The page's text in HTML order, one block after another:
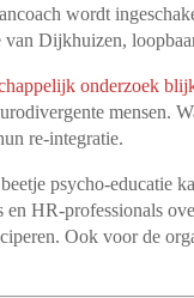
wordt
Dijkhuizen,
onderzoek
mensen.
re-integratie.
psycho-educatie
en HR-professionals
Ook voor de